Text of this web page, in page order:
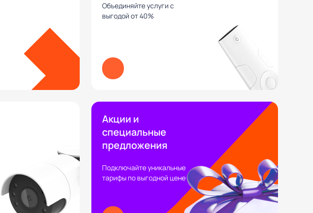
Объединяйте услуги с
выгодой от 40%
Акции и
специальные
предложения
Подключайте уникальные
тарифы по выгодной цене